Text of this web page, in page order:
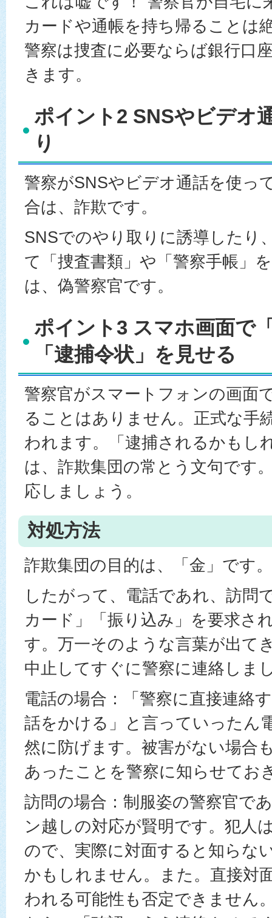
カードや通帳を持ち帰ることは
警察は捜査に必要ならば銀行口
きます。
ポイント2 SNSやビデオ
り
警察がSNSやビデオ通話を使っ
合は、詐欺です。
SNSでのやり取りに誘導したり
て「捜査書類」や「警察手帳」
は、偽警察官です。
ポイント3 スマホ画面で
「逮捕令状」を見せる
警察官がスマートフォンの画面
ることはありません。正式な手
われます。「逮捕されるかもし
は、詐欺集団の常とう文句です
応しましょう。
対処方法
詐欺集団の目的は、「金」です。
したがって、電話であれ、訪問
カード」「振り込み」を要求さ
す。万一そのような言葉が出て
中止してすぐに警察に連絡しま
電話の場合：「警察に直接連絡
話をかける」と言っていったん
然に防げます。被害がない場合
あったことを警察に知らせてお
訪問の場合：制服姿の警察官で
ン越しの対応が賢明です。犯人
ので、実際に対面すると知らな
かもしれません。また。直接対
われる可能性も否定できません